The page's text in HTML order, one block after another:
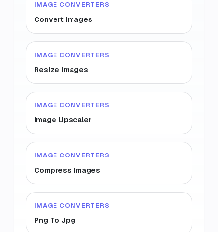
IMAGE CONVERTERS
Convert Images
IMAGE CONVERTERS
Resize Images
IMAGE CONVERTERS
Image Upscaler
IMAGE CONVERTERS
Compress Images
IMAGE CONVERTERS
Png To Jpg